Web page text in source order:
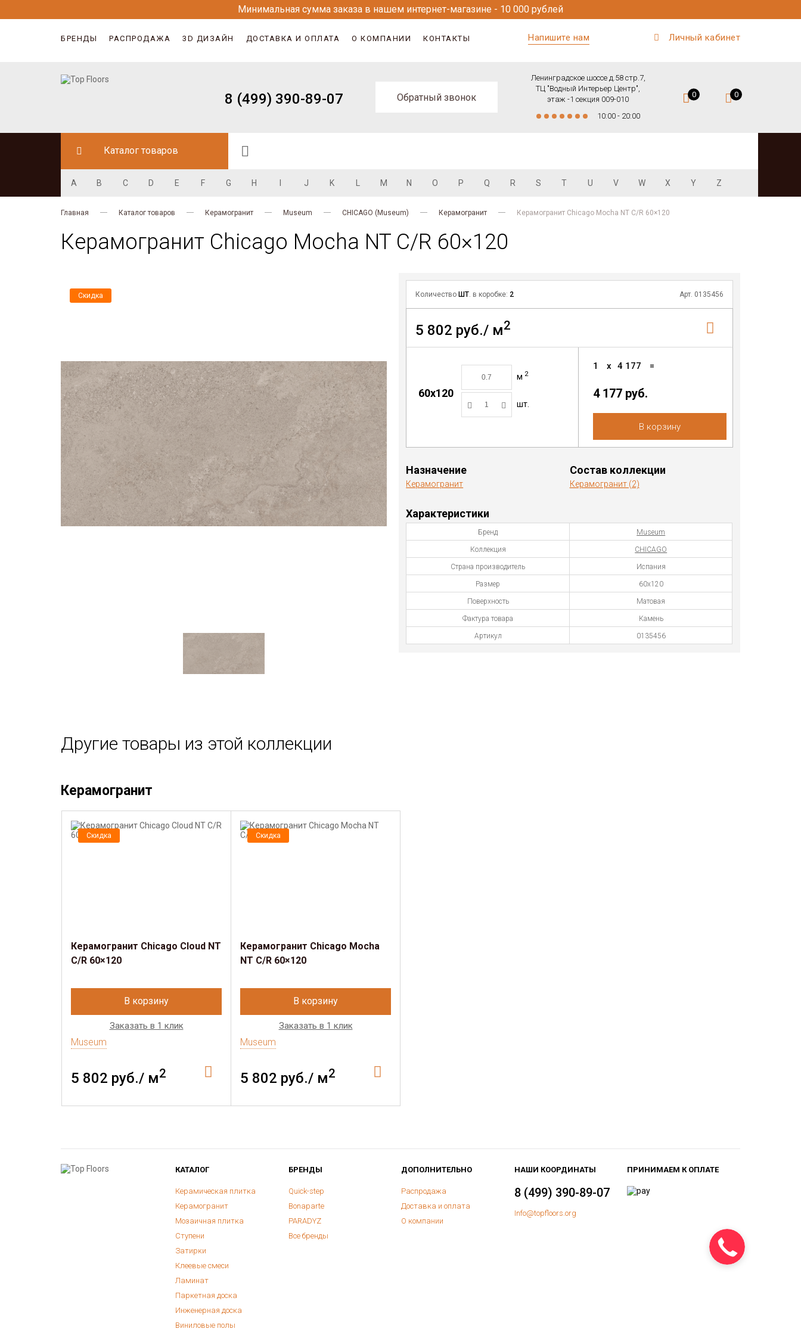
Минимальная сумма заказа в нашем интернет-магазине - 10 000 рублей
БРЕНДЫ РАСПРОДАЖА 3D ДИЗАЙН ДОСТАВКА И ОПЛАТА О КОМПАНИИ КОНТАКТЫ Напишите нам Личный кабинет
8 (499) 390-89-07 Обратный звонок
Ленинградское шоссе д.58 стр.7,
ТЦ "Водный Интерьер Центр",
этаж -1 секция 009-010
10:00 - 20:00
0 0
Каталог товаров
A B C D E F G H J K M N O P Q R S T U V W X Y Z
Главная Каталог товаров Керамогранит Museum CHICAGO (Museum) Керамогранит Керамогранит Chicago Mocha NT C/R 60×120
Керамогранит Chicago Mocha NT C/R 60×120
Скидка Количество ШТ. в коробке: 2 Арт. 0135456
5 802 руб./ м2
60x120
м 2
шт.
1 x 4 177 =
4 177 руб.
В корзину
Назначение
Керамогранит
Состав коллекции
Керамогранит (2)
Характеристики
Бренд Museum
Коллекция CHICAGO
Страна производитель Испания
Размер 60x120
Поверхность Матовая
Фактура товара Камень
Артикул 0135456
Другие товары из этой коллекции
Керамогранит
Скидка
Керамогранит Chicago Cloud NT
C/R 60×120
В корзину
Заказать в 1 клик
Museum
5 802 руб./ м2
Скидка
Керамогранит Chicago Mocha
NT C/R 60×120
В корзину
Заказать в 1 клик
Museum
5 802 руб./ м2
КАТАЛОГ
Керамическая плитка
Керамогранит
Мозаичная плитка
Ступени
Затирки
Клеевые смеси
Ламинат
Паркетная доска
Инженерная доска
Виниловые полы
БРЕНДЫ
Quick-step
Bonaparte
PARADYZ
Все бренды
ДОПОЛНИТЕЛЬНО
Распродажа
Доставка и оплата
О компании
НАШИ КООРДИНАТЫ
8 (499) 390-89-07
Info@topfloors.org
ПРИНИМАЕМ К ОПЛАТЕ